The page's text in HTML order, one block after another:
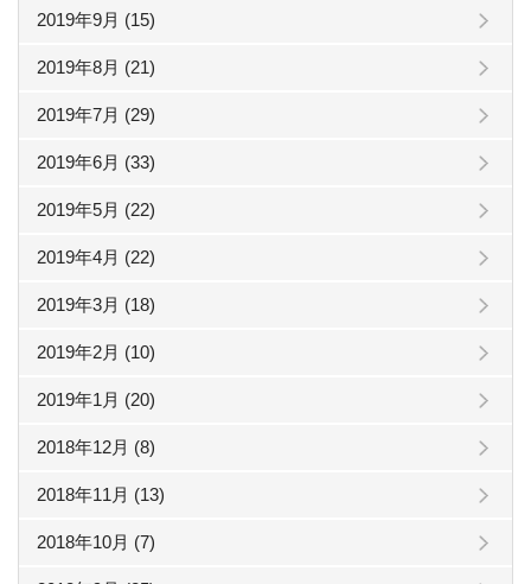
2019年9月 (15)
2019年8月 (21)
2019年7月 (29)
2019年6月 (33)
2019年5月 (22)
2019年4月 (22)
2019年3月 (18)
2019年2月 (10)
2019年1月 (20)
2018年12月 (8)
2018年11月 (13)
2018年10月 (7)